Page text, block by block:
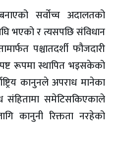
सर्वोच्च अदालतको
भएको र त्यसपछि संविधान
पश्चातदर्शी फौजदारी
रूपमा स्थापित भइसकेको
कानुनले अपराध मानेका
समेटिसकिएकाले
कानुनी रिक्तता नरहेको